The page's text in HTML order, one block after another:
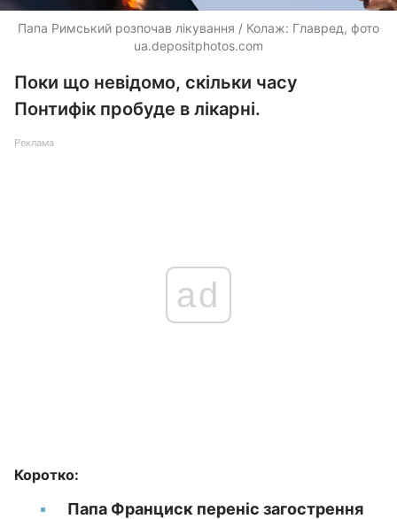
Папа Римський розпочав лікування / Колаж: Главред, фото
ua.depositphotos.com
Поки що невідомо, скільки часу
Понтифік пробуде в лікарні.
Реклама
ad
Коротко:
Папа Франциск переніс загострення